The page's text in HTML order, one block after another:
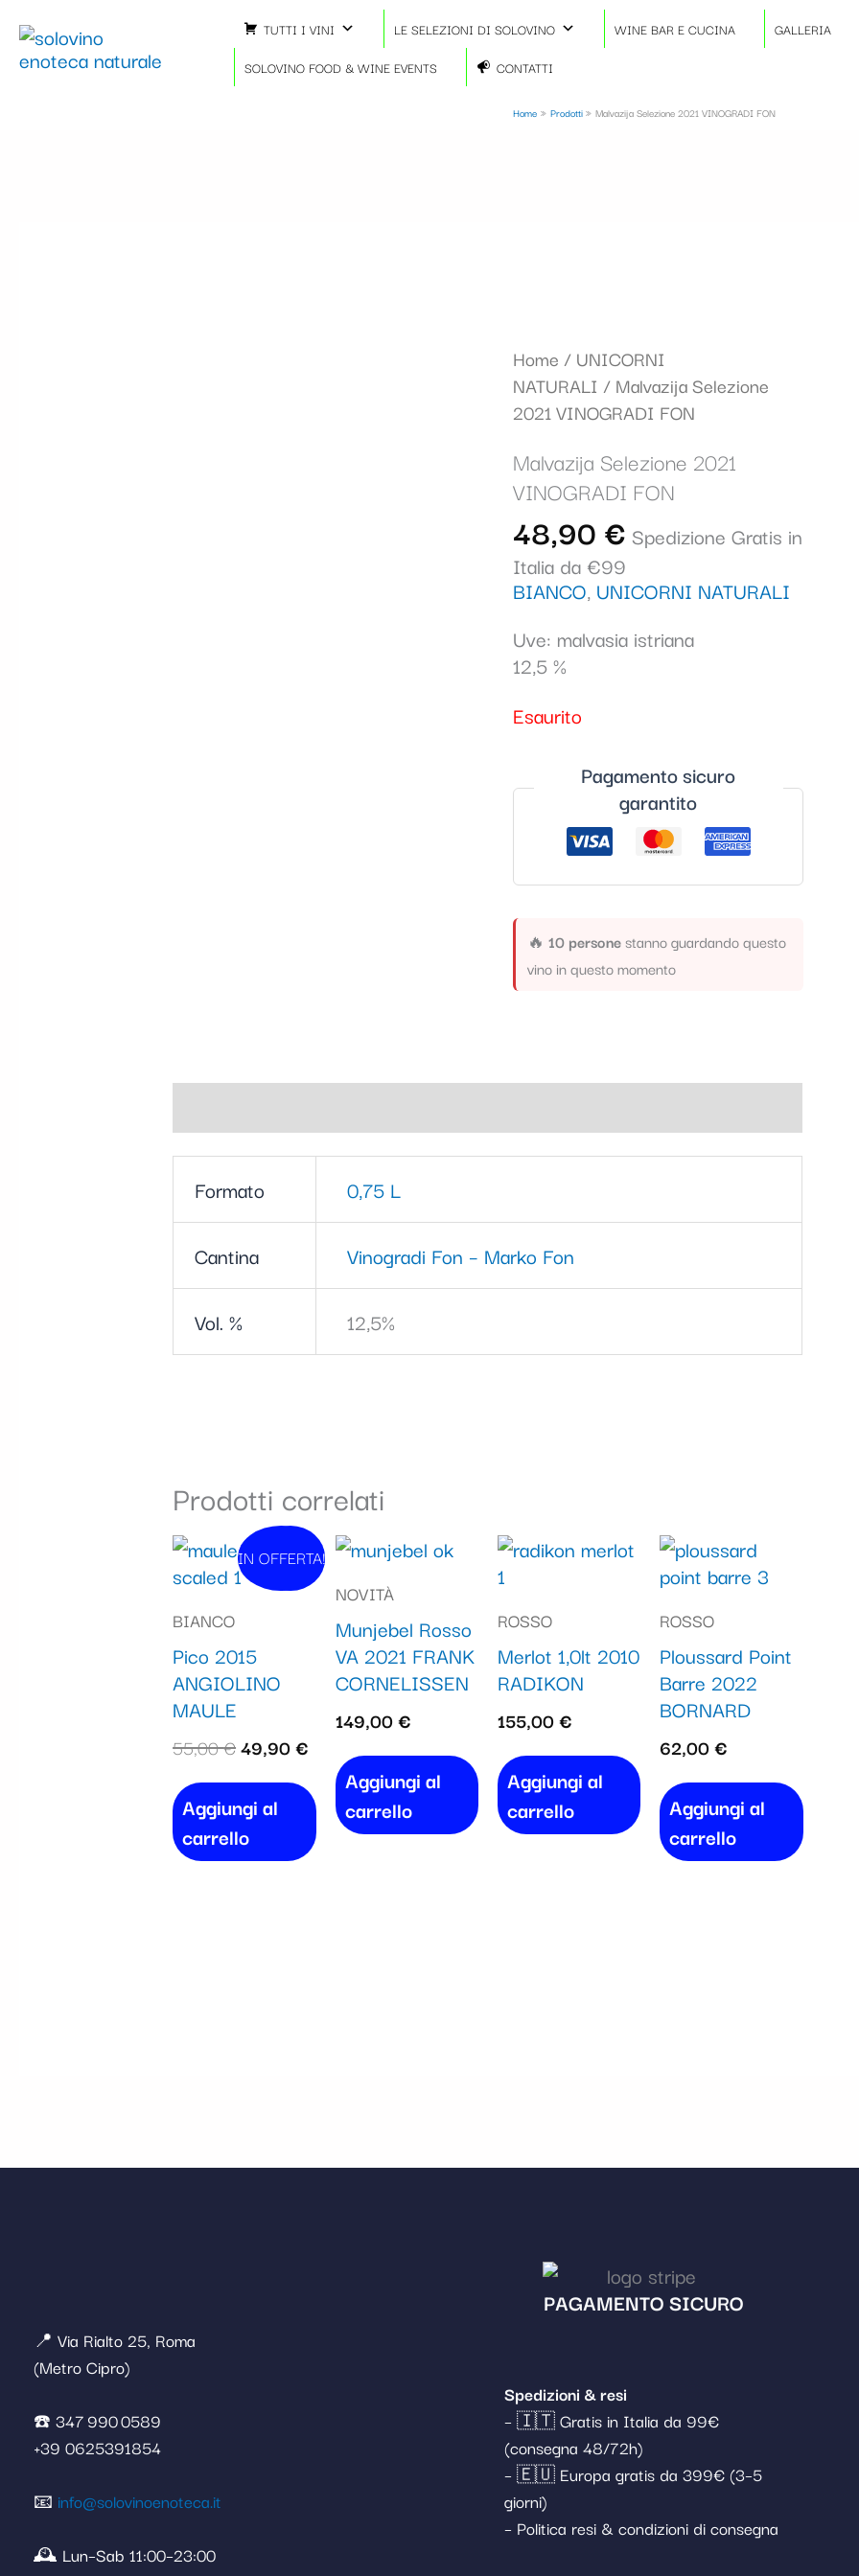
contenuto
TUTTI I VINI LE SELEZIONI DI SOLOVINO WINE BAR E CUCINA
GALLERIA
SOLOVINO FOOD & WINE EVENTS
CONTATTI
Home Prodotti Malvazija Selezione 2021 VINOGRADI FON
Home / UNICORNI
NATURALI / Malvazija Selezione
2021 VINOGRADI FON
Malvazija Selezione 2021
VINOGRADI FON
48,90 € Spedizione Gratis in
Italia da €99
BIANCO, UNICORNI NATURALI
Uve: malvasia istriana
12,5 %
Esaurito
Pagamento sicuro
garantito
🔥10 personestanno guardando questo
vino in questo momento
Formato 0,75 L
Cantina Vinogradi Fon – Marko Fon
Vol. % 12,5%
Prodotti correlati
In vendita!
IN OFFERTA!
BIANCO
Pico 2015
ANGIOLINO
MAULE
55,00€
Il
prezzo
55,00 €.
49,90€
Il
prezzo
attuale
49,90 €.
Aggiungi al
carrello
NOVITÀ
Munjebel Rosso
VA 2021 FRANK
CORNELISSEN
149,00€
Aggiungi al
carrello
ROSSO
Merlot 1,0lt 2010
RADIKON
155,00€
Aggiungi al
carrello
ROSSO
Ploussard Point
Barre 2022
BORNARD
62,00€
Aggiungi al
carrello
📍 Via Rialto 25, Roma
(Metro Cipro)
☎️ 347 990 0589
+39 0625391854
📧 info@solovinoenoteca.it
🕰️ Lun–Sab 11:00–23:00
PAGAMENTO SICURO
Spedizioni & resi
– 🇮🇹 Gratis in Italia da 99€
(consegna 48/72h)
– 🇪🇺 Europa gratis da 399€ (3–5
giorni)
– Politica resi & condizioni di consegna